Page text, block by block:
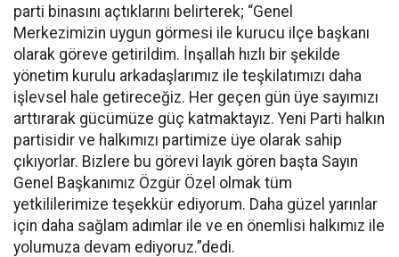
parti binasını açtıklarını belirterek; “Genel
Merkezimizin uygun görmesi ile kurucu ilçe başkanı
olarak göreve getirildim. İnşallah hızlı bir şekilde
yönetim kurulu arkadaşlarımız ile teşkilatımızı daha
işlevsel hale getireceğiz. Her geçen gün üye sayımızı
arttırarak gücümüze güç katmaktayız. Yeni Parti halkın
partisidir ve halkımızı partimize üye olarak sahip
çıkıyorlar. Bizlere bu görevi layık gören başta Sayın
Genel Başkanımız Özgür Özel olmak tüm
yetkililerimize teşekkür ediyorum. Daha güzel yarınlar
için daha sağlam adımlar ile ve en önemlisi halkımız ile
yolumuza devam ediyoruz.”dedi.